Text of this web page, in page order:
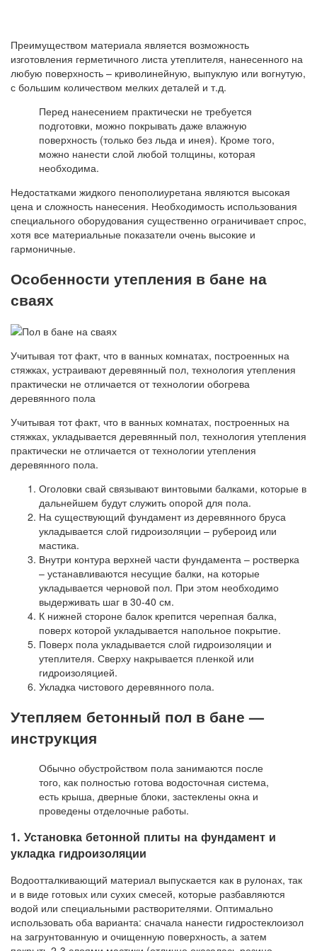
Преимуществом материала является возможность
изготовления герметичного листа утеплителя, нанесенного на
любую поверхность – криволинейную, выпуклую или вогнутую,
с большим количеством мелких деталей и т.д.
Перед нанесением практически не требуется
подготовки, можно покрывать даже влажную
поверхность (только без льда и инея). Кроме того,
можно нанести слой любой толщины, которая
необходима.
Недостатками жидкого пенополиуретана являются высокая
цена и сложность нанесения. Необходимость использования
специального оборудования существенно ограничивает спрос,
хотя все материальные показатели очень высокие и
гармоничные.
Особенности утепления в бане на
сваях
Учитывая тот факт, что в ванных комнатах, построенных на
стяжках, устраивают деревянный пол, технология утепления
практически не отличается от технологии обогрева
деревянного пола
Учитывая тот факт, что в ванных комнатах, построенных на
стяжках, укладывается деревянный пол, технология утепления
практически не отличается от технологии утепления
деревянного пола.
Оголовки свай связывают винтовыми балками, которые в
дальнейшем будут служить опорой для пола.
На существующий фундамент из деревянного бруса
укладывается слой гидроизоляции – рубероид или
мастика.
Внутри контура верхней части фундамента – ростверка
– устанавливаются несущие балки, на которые
укладывается черновой пол. При этом необходимо
выдерживать шаг в 30-40 см.
К нижней стороне балок крепится черепная балка,
поверх которой укладывается напольное покрытие.
Поверх пола укладывается слой гидроизоляции и
утеплителя. Сверху накрывается пленкой или
гидроизоляцией.
Укладка чистового деревянного пола.
Утепляем бетонный пол в бане —
инструкция
Обычно обустройством пола занимаются после
того, как полностью готова водосточная система,
есть крыша, дверные блоки, застеклены окна и
проведены отделочные работы.
1. Установка бетонной плиты на фундамент и
укладка гидроизоляции
Водоотталкивающий материал выпускается как в рулонах, так
и в виде готовых или сухих смесей, которые разбавляются
водой или специальными растворителями. Оптимально
использовать оба варианта: сначала нанести гидростеклоизол
на загрунтованную и очищенную поверхность, а затем